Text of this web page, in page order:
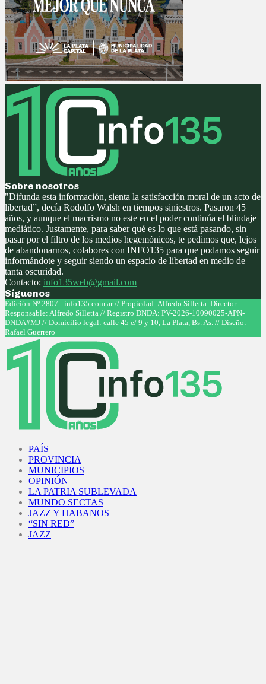
Sobre nosotros
"Difunda esta información, sienta la satisfacción moral de un acto de
libertad”, decía Rodolfo Walsh en tiempos siniestros. Pasaron 45
años, y aunque el macrismo no este en el poder continúa el blindaje
mediático. Justamente, para saber qué es lo que está pasando, sin
pasar por el filtro de los medios hegemónicos, te pedimos que, lejos
de abandonarnos, colabores con INFO135 para que podamos seguir
informándote y seguir siendo un espacio de libertad en medio de
tanta oscuridad.
Contacto: info135web@gmail.com
Síguenos
Facebook
Twitter
Instagram
Youtube
Edición Nº 2807 - info135.com.ar // Propiedad: Alfredo Silletta. Director
Responsable: Alfredo Silletta // Registro DNDA: PV-2026-10090025-APN-
DNDA#MJ // Domicilio legal: calle 45 e/ 9 y 10, La Plata, Bs. As. // Diseño:
Rafael Guerrero
PAÍS
PROVINCIA
MUNICIPIOS
OPINIÓN
LA PATRIA SUBLEVADA
MUNDO SECTAS
JAZZ Y HABANOS
“SIN RED”
JAZZ